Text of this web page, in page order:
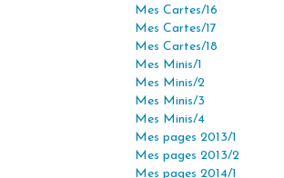
Mes Cartes/16
Mes Cartes/17
Mes Cartes/18
Mes Minis/1
Mes Minis/2
Mes Minis/3
Mes Minis/4
Mes pages 2013/1
Mes pages 2013/2
Mes pages 2014/1